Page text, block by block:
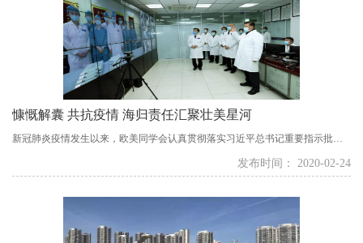
慷慨解囊 共抗疫情 海归责任汇聚壮美星河
新冠肺炎疫情发生以来，欧美同学会认真贯彻落实习近平总书记重要指示批示
精神，把人民群众生命安全和身体健康放在第一位，积极加入到疫情防控的大
军中来。1月30日，欧美同学会发布倡议书，号召海内外广大留学人员及留学人
发布时间： 2020-02-24